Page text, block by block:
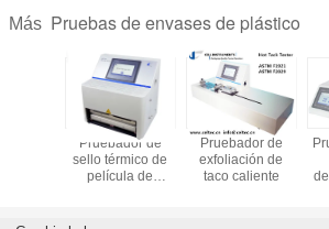
Más Pruebas de envases de plástico
Pruebador de
sello térmico de
película de
Pruebador de
exfoliación de
taco caliente